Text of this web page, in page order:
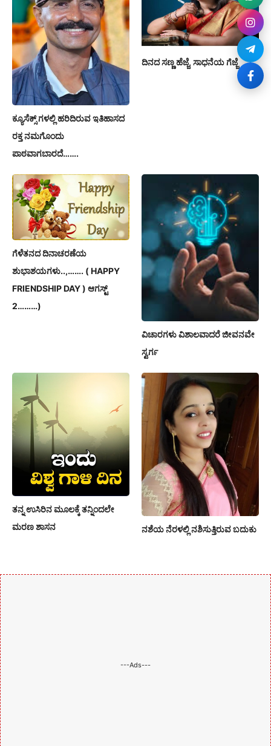
ಕ್ಯೂಸೆಕ್ಸ್ ಗಳಲ್ಲಿ ಹರಿದಿರುವ ಇತಿಹಾಸದ
ರಕ್ತ ನಮಗೊಂದು
ಪಾಠವಾಗಬಾರದೆ…….
ದಿನದ ಸಣ್ಣ ಹೆಜ್ಜೆ, ಸಾಧನೆಯ ಗೆಜ್ಜೆ
ಗೆಳೆತನದ ದಿನಾಚರಣೆಯ
ಶುಭಾಶಯಗಳು..,……. ( HAPPY
FRIENDSHIP DAY ) ಆಗಸ್ಟ್
2………)
ವಿಚಾರಗಳು ವಿಶಾಲವಾದರೆ ಜೀವನವೇ
ಸ್ವರ್ಗ
ತನ್ನ ಉಸಿರಿನ ಮೂಲಕ್ಕೆ ತನ್ನಿಂದಲೇ
ಮರಣ ಶಾಸನ
ನಶೆಯ ನೆರಳಲ್ಲಿ ನಶಿಸುತ್ತಿರುವ ಬದುಕು
---Ads---